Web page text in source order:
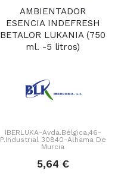
AMBIENTADOR
ESENCIA INDEFRESH
BETALOR LUKANIA (750
ml. -5 litros)
IBERLUKA-Avda.Bélgica,46-
P.Industrial 30840-Alhama De
Murcia
5,64 €